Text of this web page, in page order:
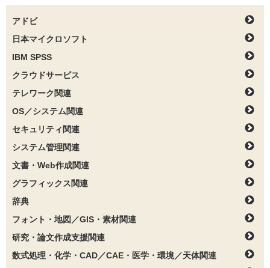
アドビ
日本マイクロソフト
IBM SPSS
クラウドサービス
テレワーク関連
OS／システム関連
セキュリティ関連
システム管理関連
文書・Web作成関連
グラフィックス関連
辞典
フォント・地図／GIS・素材関連
研究・論文作成支援関連
数式処理・化学・CAD／CAE・医学・環境／天体関連